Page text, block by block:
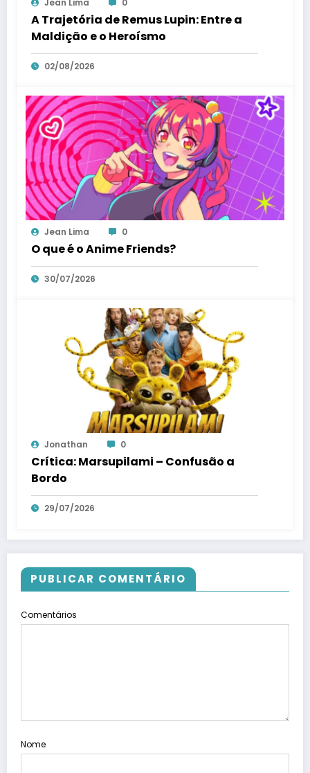
Jean Lima 0
A Trajetória de Remus Lupin: Entre a
Maldição e o Heroísmo
02/08/2026
Jean Lima 0
O que é o Anime Friends?
30/07/2026
Jonathan 0
Crítica: Marsupilami – Confusão a
Bordo
29/07/2026
PUBLICAR COMENTÁRIO
Comentários
Nome